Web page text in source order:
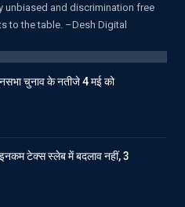
unbiased and discrimination free
to the table. –Desh Digital
चुनाव के नतीजे 4 मई को
टेक्स स्लेब में बदलाव नहीं, 3